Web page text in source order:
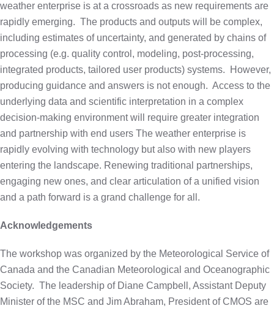
weather enterprise is at a crossroads as new requirements are
rapidly emerging. The products and outputs will be complex,
including estimates of uncertainty, and generated by chains of
processing (e.g. quality control, modeling, post-processing,
integrated products, tailored user products) systems.
However,
producing guidance and answers is not enough. Access to the
underlying data and scientific interpretation in a complex
decision-making environment will require greater integration
and partnership with end users The weather enterprise is
rapidly evolving with technology but also with new players
entering the landscape. Renewing traditional partnerships,
engaging new ones, and clear articulation of a unified vision
and a path forward is a grand challenge for all.
Acknowledgements
The workshop was organized by the Meteorological Service of
Canada and the Canadian Meteorological and Oceanographic
Society. The leadership of Diane Campbell, Assistant Deputy
Minister of the MSC and Jim Abraham, President of CMOS are